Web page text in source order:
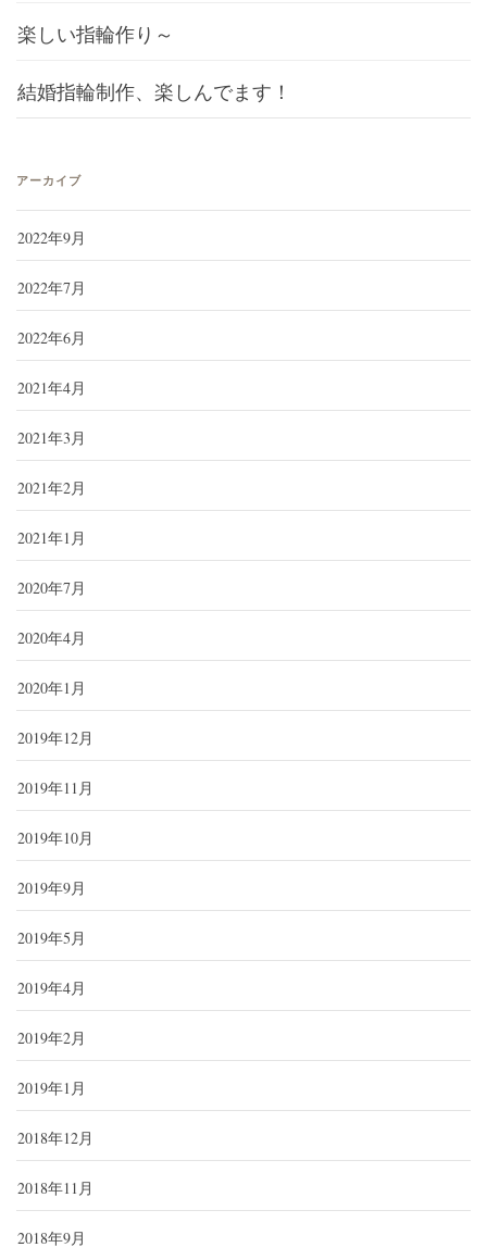
楽しい指輪作り～
結婚指輪制作、楽しんでます！
アーカイブ
2022年9月
2022年7月
2022年6月
2021年4月
2021年3月
2021年2月
2021年1月
2020年7月
2020年4月
2020年1月
2019年12月
2019年11月
2019年10月
2019年9月
2019年5月
2019年4月
2019年2月
2019年1月
2018年12月
2018年11月
2018年9月